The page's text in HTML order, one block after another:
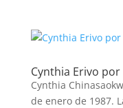
INICIO
Cynthia Erivo
Cynthia
de enero de 1987.